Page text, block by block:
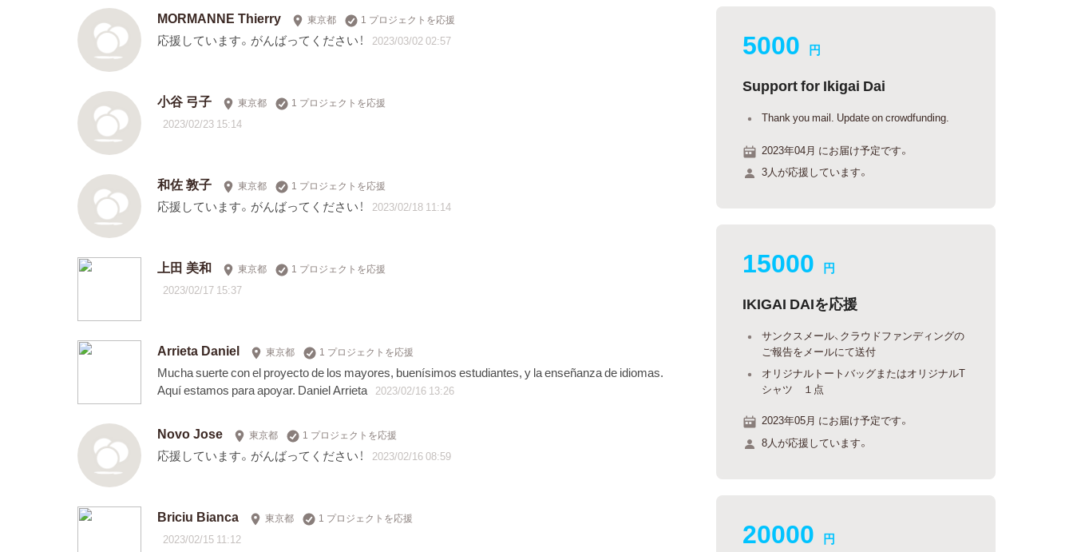
MORMANNE Thierry 東京都 1 プロジェクトを応援
応援しています。がんばってください！ 2023/03/02 02:57
小谷 弓子 東京都 1 プロジェクトを応援
2023/02/23 15:14
和佐 敦子 東京都 1 プロジェクトを応援
応援しています。がんばってください！ 2023/02/18 11:14
上田 美和 東京都 1 プロジェクトを応援
2023/02/17 15:37
Arrieta Daniel 東京都 1 プロジェクトを応援
Mucha suerte con el proyecto de los mayores, buenísimos estudiantes, y la enseñanza de idiomas.
Aquí estamos para apoyar. Daniel Arrieta 2023/02/16 13:26
Novo Jose 東京都 1 プロジェクトを応援
応援しています。がんばってください！ 2023/02/16 08:59
Briciu Bianca 東京都 1 プロジェクトを応援
2023/02/15 11:12
5000 円
Support for Ikigai Dai
Thank you mail. Update on crowdfunding.
2023年04月 にお届け予定です。
3人が応援しています。
15000 円
IKIGAI DAIを応援
サンクスメール、クラウドファンディングの
ご報告をメールにて送付
オリジナルトートバッグまたはオリジナルT
シャツ １点
2023年05月 にお届け予定です。
8人が応援しています。
20000 円